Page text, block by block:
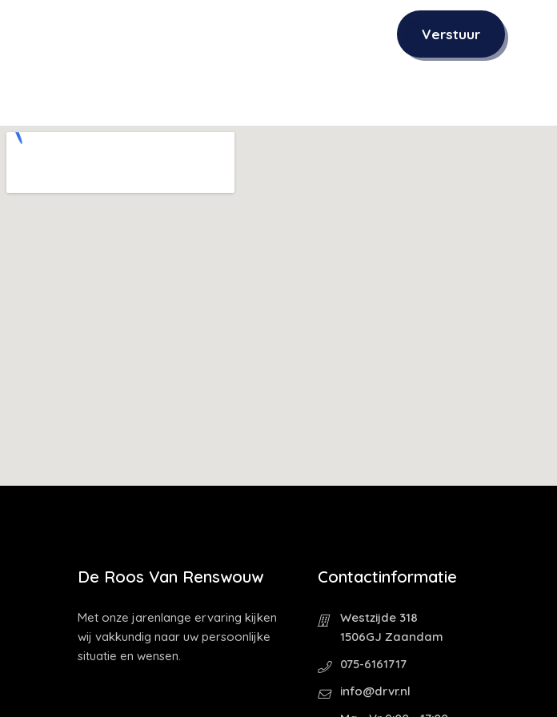
Verstuur
De Roos Van Renswouw
Met onze jarenlange ervaring kijken
wij vakkundig naar uw persoonlijke
situatie en wensen.
Contactinformatie
Westzijde 318
1506GJ Zaandam
075-6161717
info@drvr.nl